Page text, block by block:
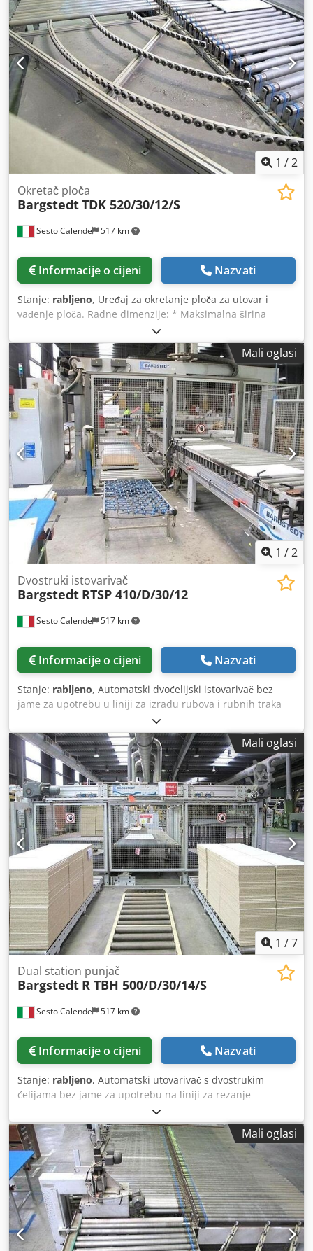
X04004C) Pila za rezanje (cjepač) "HOMAG" Mod.
FPR620/04/15/PS/LQ (za završni rez) X04004D) Stanica za
razdvajanje "BARGSTEDT" X04004E) Stroj za dvostrano
formatiranje i rubnu traku "HOMAG" Mod. KFR
620/19/QA/25 X04004F) 1° svrdla "WEEKE" Mod BST 500 D
X04004G) 2° svrdla "WEEKE" Mod BST 500 D X04004H)
Rotirajući uređaj (90° TRANS.-DUG) "HOMAG" Mod. TDR
51/25/12 Credpfxslikvho Akvsf X04004I) Motorizirani
remenski prijenos "HOMAG" TR 10/70/12 X04004L) Pila za
rezanje (cjepač) "HOMAG" Mod. FPR620/04/15/PS/LQ (za
završni rez) X04004M) Portal za slaganje (sa 2 stanice za
istovar) "BARGSTEDT" Mod.TSP 420/40/30/12 BA
1 /2
Sesto Calende 517 km
Okretač ploča
BargstedtTDK 520/30/12/S
Informacije o cijeni Nazvati
Stanje: rabljeno, Uređaj za okretanje ploča za utovar i
vađenje ploča. Radne dimenzije: * Maksimalna širina
panela: 1300 mm. * Maksimalna duljina panela: 3200 mm.
* Sustav rotacije: dvostruki konus. Crjdpfx Aerzhfpokvsf *
Smjer rotacije: od poprečnog do uzdužnog Ovaj se uređaj
često koristi u industriji obrade drva i namještaja kako bi
se olakšalo kretanje Ploče tijekom obrade. Ako imate
dodatnih pitanja ili trebate više informacija, slobodno nas
kontaktirajte!
Mali oglasi
1 /2
Sesto Calende 517 km
Dvostruki istovarivač
Bargstedt RTSP 410/D/30/12
Informacije o cijeni Nazvati
Stanje: rabljeno, Automatski dvoćelijski istovarivač bez
jame za upotrebu u liniji za izradu rubova i rubnih traka
Motorizirani prijenos umetanja ploča Dvostruka
automatska stanica za istovar ploča Sustav usisnih čašica
za pomicanje ploča Kupci panela Codperzhftofx Akverf
Ploče se također mogu obrađivati u duplim redovima
Korisna širina ploče 1300 mm Korisna duljina ploče 3200
mm vakuumska pumpa Motorizirani prijenosi za umetanje
hrpe ploča Motorizirano podešavanje pomoću automatske
numeričke kontrole vodoravnih potpornih šipki vakuumske
čašice Sustav upravljanja panelom Martyr Sustav
programiranja i upravljanja
Mali oglasi
1 /7
Sesto Calende 517 km
Dual station punjač
Bargstedt R TBH 500/D/30/14/S
Informacije o cijeni Nazvati
Stanje: rabljeno, Automatski utovarivač s dvostrukim
ćelijama bez jame za upotrebu na liniji za rezanje
Motorizirani prijenos umetanja ploča Dvostruka
automatska stanica za punjenje ploča Sustav usisnih
čašica za pomicanje ploča Kupci panela Ploče se također
mogu obrađivati u duplim redovima Korisna širina ploče
1300 mm Korisna duljina ploče 3200 mm Crsdpfxerzhfhs
Akvsf vakuumska pumpa Motorizirani prijenosi za
umetanje hrpe ploča Motorizirano podešavanje pomoću
automatske numeričke kontrole vodoravnih potpornih šipki
vakuumske čašice Sustav programiranja i upravljanja
Mali oglasi